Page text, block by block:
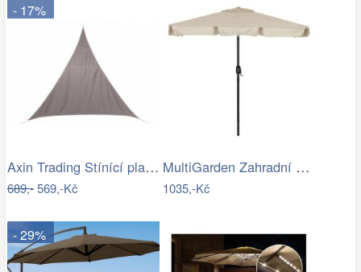
- 17%
Axin Trading Stínící plachta…
689,-569,-Kč
MultiGarden Zahradní slunečník Kosy…
1035,-Kč
- 29%